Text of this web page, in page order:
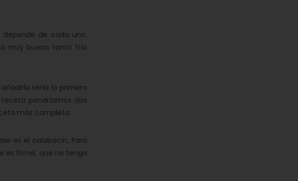
de cada uno.
muy bueno tanto frío
sería lo primero
pondríamos dos
más completa.
es el calabacín. Para
es firme, que no tenga